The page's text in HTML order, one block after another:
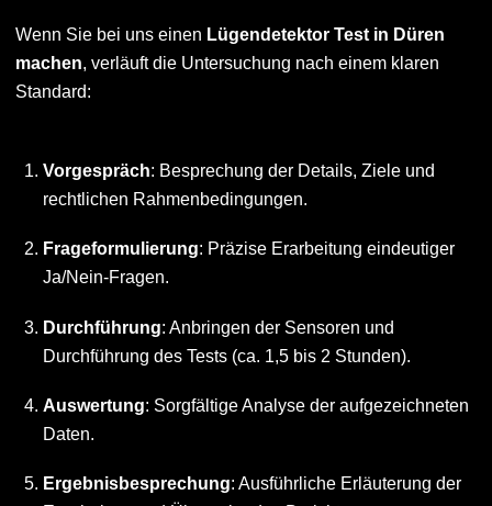
Wenn Sie bei uns einen Lügendetektor Test in Düren
machen, verläuft die Untersuchung nach einem klaren
Standard:
Vorgespräch: Besprechung der Details, Ziele und
rechtlichen Rahmenbedingungen.
Frageformulierung: Präzise Erarbeitung eindeutiger
Ja/Nein-Fragen.
Durchführung: Anbringen der Sensoren und
Durchführung des Tests (ca. 1,5 bis 2 Stunden).
Auswertung: Sorgfältige Analyse der aufgezeichneten
Daten.
Ergebnisbesprechung: Ausführliche Erläuterung der